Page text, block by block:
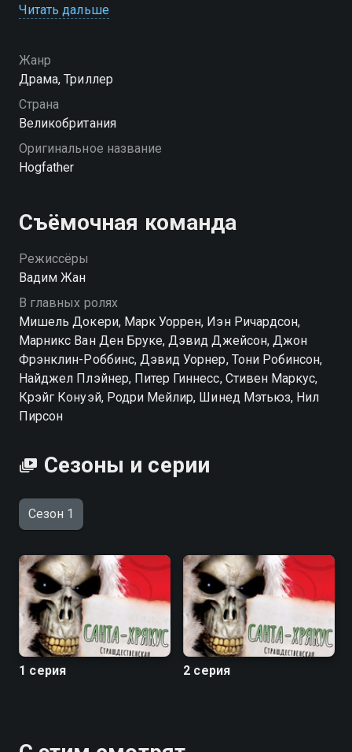
поздравлять детей выходит… дедушка Смерть!
Посмотреть онлайн 1 сезон сериала Санта-Хрякус:
Страшдественская сказка вы можете совершенно
бесплатно в хорошем HD качестве на Смотрёшке
Читать дальше
Жанр
Драма, Триллер
Страна
Великобритания
Оригинальное название
Hogfather
Съёмочная команда
Режиссёры
Вадим Жан
В главных ролях
Мишель Докери, Марк Уоррен, Иэн Ричардсон,
Марникс Ван Ден Бруке, Дэвид Джейсон, Джон
Фрэнклин-Роббинс, Дэвид Уорнер, Тони Робинсон,
Найджел Плэйнер, Питер Гиннесс, Стивен Маркус,
Крэйг Конуэй, Родри Мейлир, Шинед Мэтьюз, Нил
Пирсон
Сезоны и серии
Сезон 1
1 серия 2 серия